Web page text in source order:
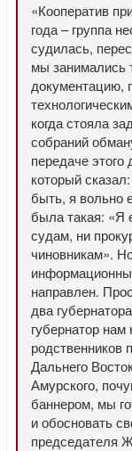
«Кооператив
года – группа
судилась,
мы занимались
документацию,
когда стояла
собраний
передаче
который
быть, я вольно
была такая: «Я
судам, ни
чиновникам».
направлен.
два
губернатор нам
родственников
Дальнего
Амурского,
баннером, мы
и обосновать
председателя